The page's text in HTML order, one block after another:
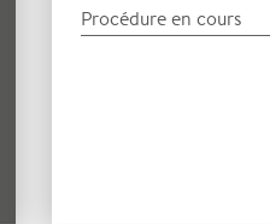
Procédure en cours